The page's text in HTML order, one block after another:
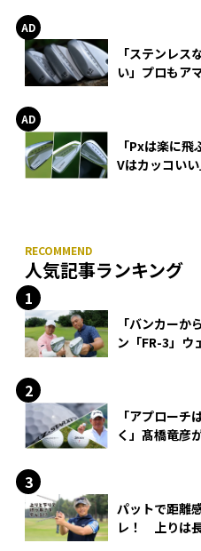
「ステンレ
い」プロもア
「Pxは楽に
Vはカッコい
人気記事ランキング
「バンカーか
ン「FR-3」ウ
「アプローチ
く」髙橋竜彦
パットで距離
レ！ 上りは